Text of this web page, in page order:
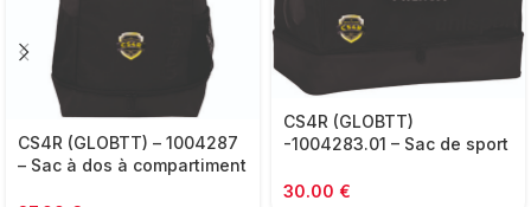
CS4R (GLOBTT) – 1004287
– Sac à dos à compartiment
CS4R (GLOBTT)
-1004283.01 – Sac de sport
UHLSPORT – noir
30.00 €